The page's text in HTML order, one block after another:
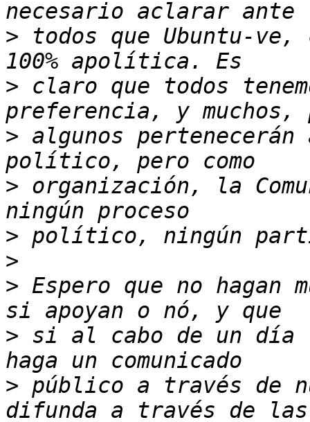
> todos que Ubuntu-ve,
> claro que todos
> algunos pertenecerán
> organización, la
>
>
> Espero que no hagan
> si al cabo de un día
> público a través de